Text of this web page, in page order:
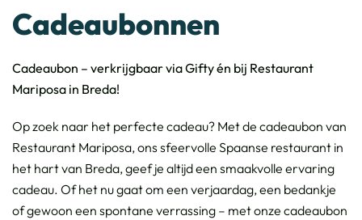
Cadeaubonnen
Cadeaubon – verkrijgbaar via Gifty én bij Restaurant
Mariposa in Breda!
Op zoek naar het perfecte cadeau? Met de cadeaubon van
Restaurant Mariposa, ons sfeervolle Spaanse restaurant in
het hart van Breda, geef je altijd een smaakvolle ervaring
cadeau. Of het nu gaat om een verjaardag, een bedankje
of gewoon een spontane verrassing – met onze cadeaubon